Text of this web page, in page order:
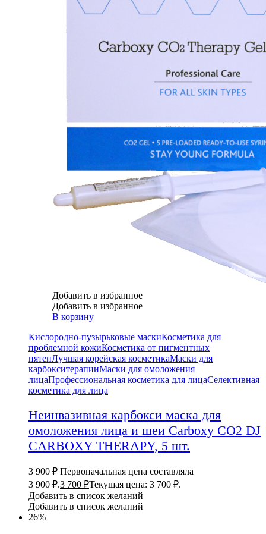
Добавить в избранное
Добавить в избранное
В корзину
Кислородно-пузырьковые маскиКосметика для
проблемной кожиКосметика от пигментных
пятенЛучшая корейская косметикаМаски для
карбокситерапииМаски для омоложения
лицаПрофессиональная косметика для лицаСелективная
косметика для лица
Неинвазивная карбокси маска для
омоложения лица и шеи Carboxy CO2 DJ
CARBOXY THERAPY, 5 шт.
3 900₽ Первоначальная цена составляла
3 900 ₽.3 700 ₽Текущая цена: 3 700 ₽.
Добавить в список желаний
Добавить в список желаний
26%